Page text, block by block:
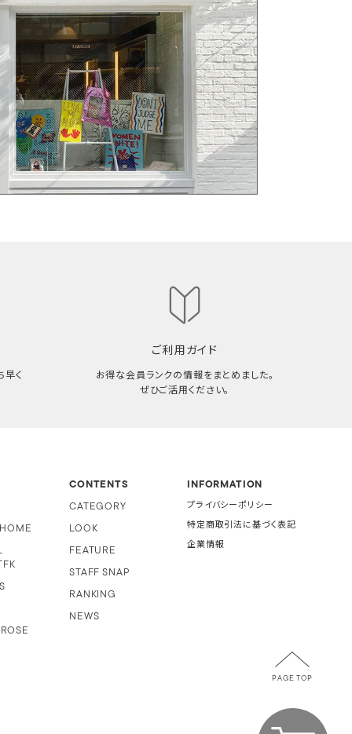
早く
ご利用ガイド
お得な会員ランクの情報をまとめました。
ぜひご活用ください。
CONTENTS
CATEGORY
LOOK
FEATURE
STAFF SNAP
RANKING
NEWS
INFORMATION
プライバシーポリシー
特定商取引法に基づく表記
企業情報
PAGE TOP